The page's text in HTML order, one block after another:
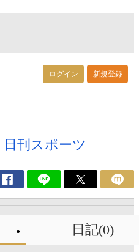
ログイン 新規登録
日刊スポーツ
日記(0)